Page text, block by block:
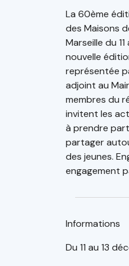
La 60ème
des Maisons
Marseille du
nouvelle
représentée
adjoint au
membres du
invitent les
à prendre
partager
des jeunes.
engagement
Informations
Du 11 au 13